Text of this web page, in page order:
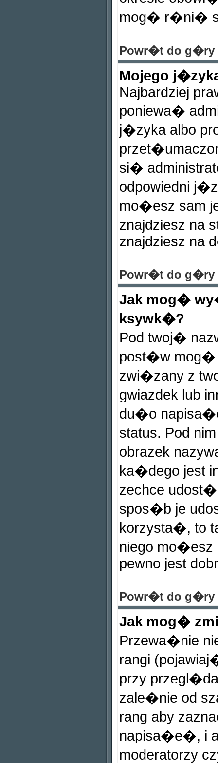
mog� r�ni�
Powr�t do g�ry
Mojego
Najbardziej
poniewa�
j�zyka albo
si�
odpowiedni
mo�esz sam
znajdziesz na
znajdziesz na
Powr�t do g�ry
Jak mog�
ksywk�?
Pod twoj�
post�w mog�
zwi�zany z
gwiazdek lub
du�o
status. Pod
obrazek
ka�dego jest
zechce
spos�b je
korzysta�, to
niego mo�esz
pewno jest
Powr�t do g�ry
Jak mog�
Przewa�nie
rangi
przy
zale�nie od
rang aby
napisa�e�, i
moderatorzy